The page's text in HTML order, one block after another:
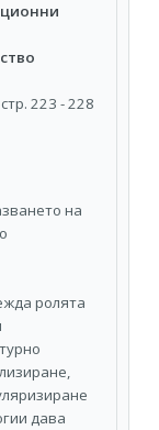
стр. 223 - 228
на
ролята
дава